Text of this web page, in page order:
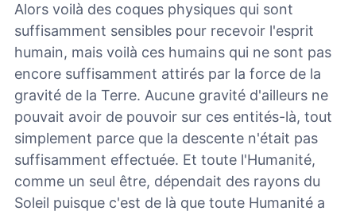
Alors voilà des coques physiques qui sont
suffisamment sensibles pour recevoir l'esprit
humain, mais voilà ces humains qui ne sont pas
encore suffisamment attirés par la force de la
gravité de la Terre. Aucune gravité d'ailleurs ne
pouvait avoir de pouvoir sur ces entités-là, tout
simplement parce que la descente n'était pas
suffisamment effectuée. Et toute l'Humanité,
comme un seul être, dépendait des rayons du
Soleil puisque c'est de là que toute Humanité a